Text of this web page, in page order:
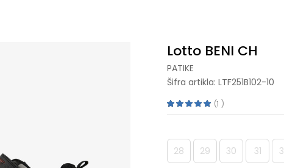
Lotto BENI CH
PATIKE
Šifra artikla: LTF251B102-10
1
28 29 30 31